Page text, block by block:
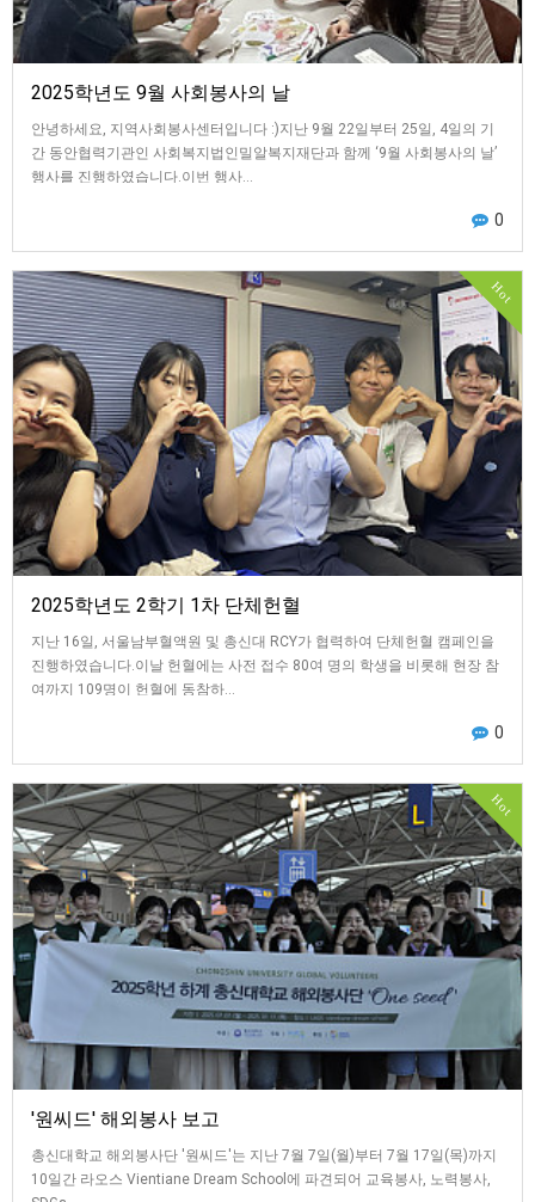
2025학년도 9월 사회봉사의 날
안녕하세요, 지역사회봉사센터입니다 :)지난 9월 22일부터 25일, 4일의 기
간 동안협력기관인 사회복지법인밀알복지재단과 함께 ‘9월 사회봉사의 날’
행사를 진행하였습니다.이번 행사…
0
Hot
2025학년도 2학기 1차 단체헌혈
지난 16일, 서울남부혈액원 및 총신대 RCY가 협력하여 단체헌혈 캠페인을
진행하였습니다.이날 헌혈에는 사전 접수 80여 명의 학생을 비롯해 현장 참
여까지 109명이 헌혈에 동참하…
0
Hot
'원씨드' 해외봉사 보고
총신대학교 해외봉사단 '원씨드'는 지난 7월 7일(월)부터 7월 17일(목)까지
10일간 라오스 Vientiane Dream School에 파견되어 교육봉사, 노력봉사,